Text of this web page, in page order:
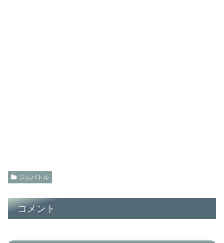
ジムバトル
コメント